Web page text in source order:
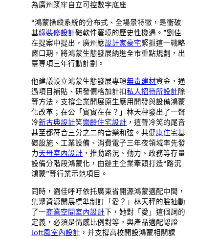
為廣州筑牢自立可控數字底座
“鴻蒙操縱系統的分布式、全場景特徵，是衝破
基綠裝修設計礎軟件窘境的歷史性機遇。”劉佳
在提案中提出，廣州應設計家豪宅緊抓這一戰略
窗口期，將鴻蒙生態發展納進全市重點規劃，出
臺專項三年行動計劃。
他建議設立鴻蒙生態發展專項無毒建材資金，通
過項目補貼、研發價格加計扣私人招待所設計除
等方法，支撐企業開展原生應用開發與設備鴻蒙
化改革；在公「實實在在？」林天秤發出了一聲
冷新古典設計笑樂齡住宅設計 ，這聲冷笑的尾音
甚至都符合三分之二的音樂和弦。共健康住宅基
礎設施、工業設備、消費電子三年夜領域率先發
力天母室內設計 ，推動路況、動力、政務等存量
設備分階段鴻蒙化，由鏈主企業牽頭打造“路況
鴻蒙”等行業示范項目。
同時，劉佳呼吁依托廣東省開源鴻蒙適配中間，
集聚資源開展標準制訂「愛？」林天秤的臉抽動
了一商業空間室內設計 下，她對「愛」這個詞的
定義，必須是情感比例對等。與產品適配認證
loft風室內設計 ，并支撐高校開設鴻蒙相關課